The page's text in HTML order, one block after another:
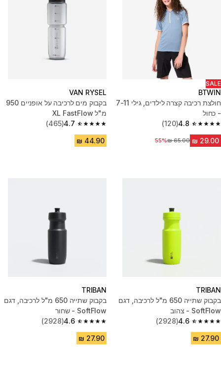
SALE
BTWIN
חולצת רכיבה קצרה לילדים, גילי 7-11
- כחול
4.8
4.8 out of 5 stars from 120 reviews
(120)
מחיר לפני הנחה‏65.00 ₪
55%
VAN RYSEL
בקבוק מים לרכיבה על אופניים 950
מ"ל XL FastFlow
4.7
4.7 out of 5 stars from 465 reviews
(465)
TRIBAN
בקבוק שתייה 650 מ"ל לרכיבה, דגם
SoftFlow - צהוב
4.6
4.6 out of 5 stars from 2928 reviews
(2928)
TRIBAN
בקבוק שתייה 650 מ"ל לרכיבה, דגם
SoftFlow - שחור
4.6
4.6 out of 5 stars from 2928 reviews
(2928)